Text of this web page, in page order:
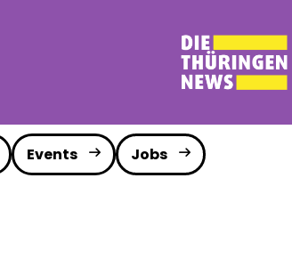
Events Jobs